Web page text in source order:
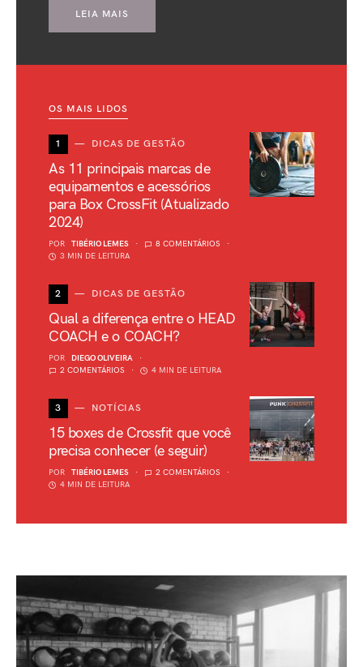
LEIA MAIS
OS MAIS LIDOS
1 DICAS DE GESTÃO
As 11 principais marcas de
equipamentos e acessórios
para Box CrossFit (Atualizado
2024)
POR TIBÉRIO LEMES
8 COMENTÁRIOS
3 MIN DE LEITURA
2 DICAS DE GESTÃO
Qual a diferença entre o HEAD
COACH e o COACH?
POR
DIEGO OLIVEIRA
2 COMENTÁRIOS
4 MIN DE LEITURA
3 NOTÍCIAS
15 boxes de Crossfit que você
precisa conhecer (e seguir)
POR TIBÉRIO LEMES
2 COMENTÁRIOS
4 MIN DE LEITURA